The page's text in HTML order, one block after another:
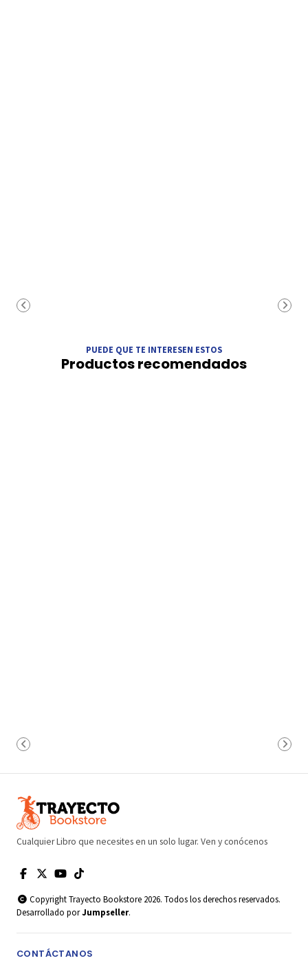
PUEDE QUE TE INTERESEN ESTOS
Productos recomendados
Cualquier Libro que necesites en un solo lugar. Ven y conócenos
Copyright Trayecto Bookstore 2026. Todos los derechos reservados.
Desarrollado porJumpseller.
CONTÁCTANOS